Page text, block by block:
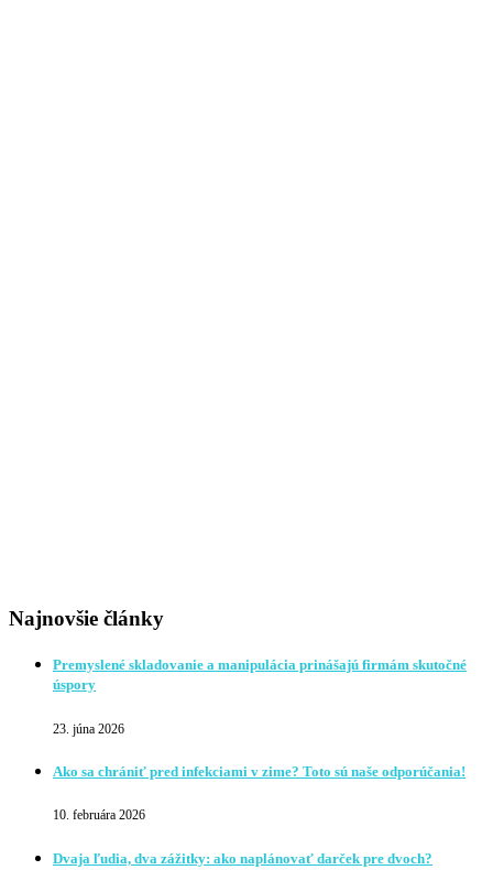
Najnovšie články
Premyslené skladovanie a manipulácia prinášajú firmám skutočné
úspory
23. júna 2026
Ako sa chrániť pred infekciami v zime? Toto sú naše odporúčania!
10. februára 2026
Dvaja ľudia, dva zážitky: ako naplánovať darček pre dvoch?